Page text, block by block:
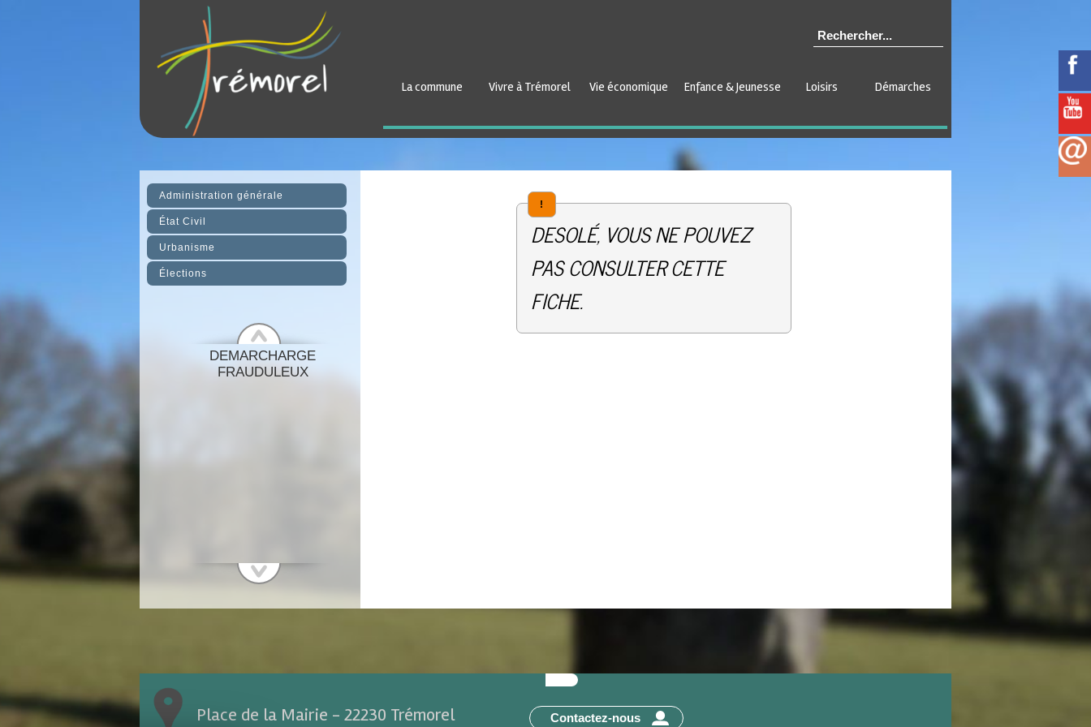
La commune Vivre à Trémorel Vie économique Enfance & Jeunesse Loisirs Démarches
Administration générale
État Civil
Urbanisme
Élections
DEMARCHARGE
FRAUDULEUX
!
DESOLÉ, VOUS NE POUVEZ
PAS CONSULTER CETTE
FICHE.
Place de la Mairie - 22230 Trémorel Contactez-nous